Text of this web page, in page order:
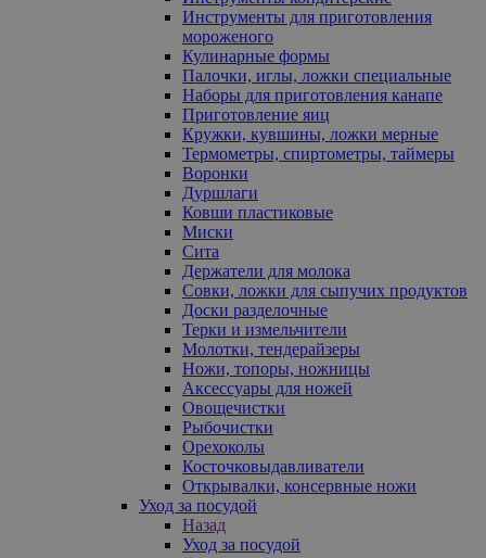
Инструменты для приготовления
мороженого
Кулинарные формы
Палочки, иглы, ложки специальные
Наборы для приготовления канапе
Приготовление яиц
Кружки, кувшины, ложки мерные
Термометры, спиртометры, таймеры
Воронки
Дуршлаги
Ковши пластиковые
Миски
Сита
Держатели для молока
Совки, ложки для сыпучих продуктов
Доски разделочные
Терки и измельчители
Молотки, тендерайзеры
Ножи, топоры, ножницы
Аксессуары для ножей
Овощечистки
Рыбочистки
Орехоколы
Косточковыдавливатели
Открывалки, консервные ножи
Уход за посудой
Назад
Уход за посудой